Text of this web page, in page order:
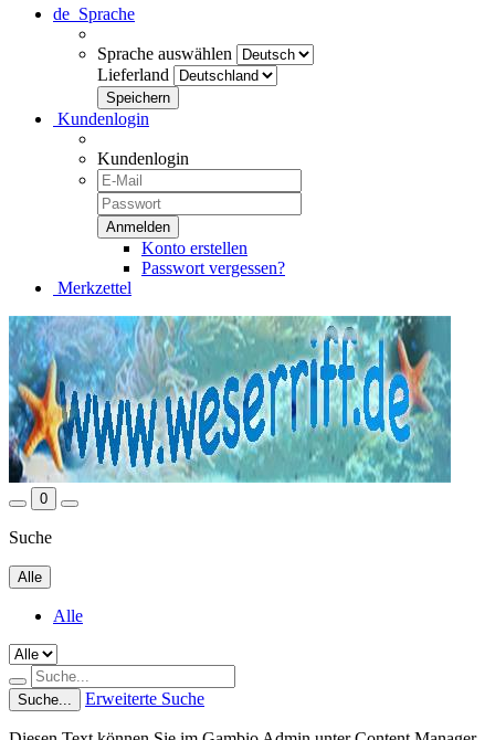
de Sprache
Sprache auswählen
Lieferland
Kundenlogin
Kundenlogin
Konto erstellen
Passwort vergessen?
Merkzettel
0
Suche
Alle
Alle
Suche... Erweiterte Suche